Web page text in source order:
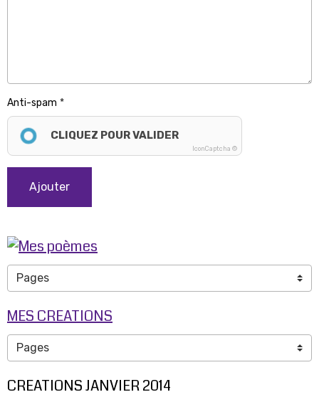
Anti-spam
CLIQUEZ POUR VALIDER
IconCaptcha ©
Ajouter
MES CREATIONS
CREATIONS JANVIER 2014